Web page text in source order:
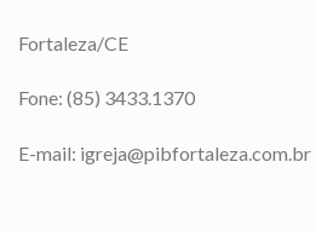
Fortaleza/CE
Fone: (85) 3433.1370
E-mail: igreja@pibfortaleza.com.br